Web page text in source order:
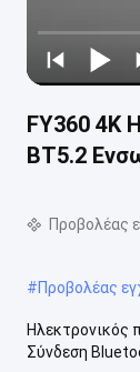
FY360 4K
BT5.2
Προβολέας
#Προβολέας
Ηλεκτρονικός
Σύνδεση